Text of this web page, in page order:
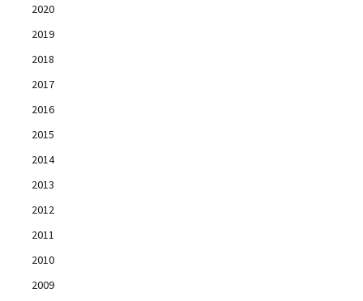
Kонтакты
2020
2019
2018
2017
2016
2015
2014
2013
2012
2011
2010
2009